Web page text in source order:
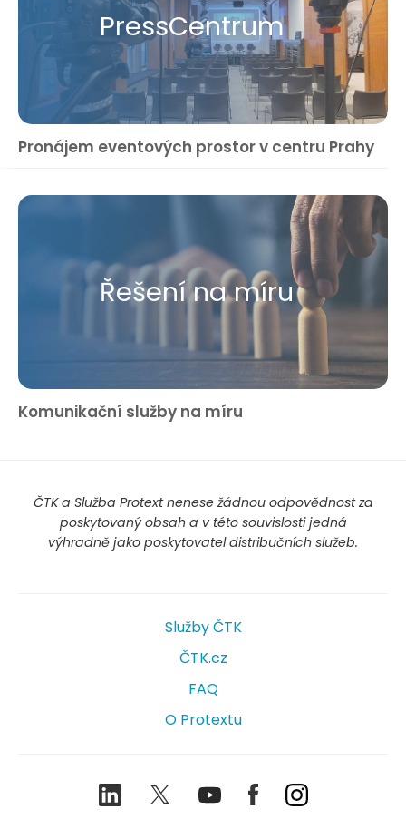
Press​Centrum
Pronájem eventových prostor v centru Prahy
Řešení na míru
Komunikační služby na míru
ČTK a Služba Protext nenese žádnou odpovědnost za
poskytovaný obsah a v této souvislosti jedná
výhradně jako poskytovatel distribučních služeb.
Služby ČTK
ČTK.cz
FAQ
O Protextu
LinkedIn TwitterYoutubeFacebookInstagram